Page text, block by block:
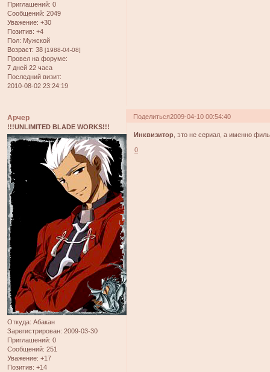
Приглашений: 0
Сообщений: 2049
Уважение: +30
Позитив: +4
Пол: Мужской
Возраст: 38 [1988-04-08]
Провел на форуме:
7 дней 22 часа
Последний визит:
2010-08-02 23:24:19
Поделиться2009-04-10 00:54:40
Арчер
!!!UNLIMITED BLADE WORKS!!!
Откуда: Абакан
Зарегистрирован: 2009-03-30
Приглашений: 0
Сообщений: 251
Уважение: +17
Позитив: +14
Инквизитор, это не сериал, а именно
0